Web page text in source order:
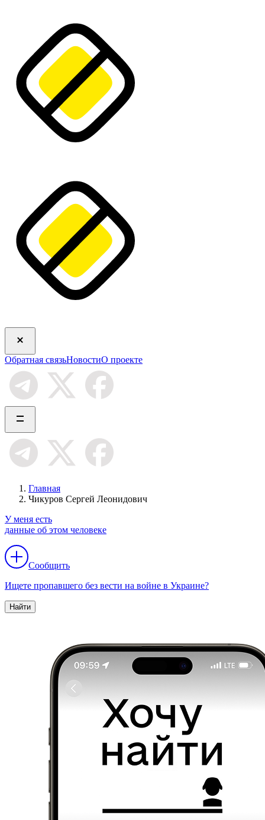
Обратная связьНовостиО проекте
Главная
Чикуров Сергей Леонидович
У меня есть
данные об этом человеке
Сообщить
Ищете пропавшего без вести на войне в Украине?
Найти